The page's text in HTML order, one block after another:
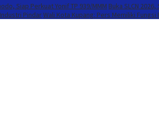
Siap Perkuat Yonif TP 939/MMM Buka SLCN
PindarWali Kota Kupang: Pers Memiliki